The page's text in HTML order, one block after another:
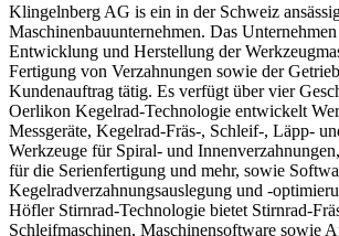
Klingelnberg AG is ein in der Schweiz
Maschinenbauunternehmen. Das
Entwicklung und Herstellung der
Fertigung von Verzahnungen sowie der
Kundenauftrag tätig. Es verfügt über vier
Oerlikon Kegelrad-Technologie entwickelt
Messgeräte, Kegelrad-Fräs-, Schleif-, Läpp-
Werkzeuge für Spiral- und
für die Serienfertigung und mehr, sowie
Kegelradverzahnungsauslegung und -
Höfler Stirnrad-Technologie bietet Stirnrad-
Schleifmaschinen, Maschinensoftware sowie